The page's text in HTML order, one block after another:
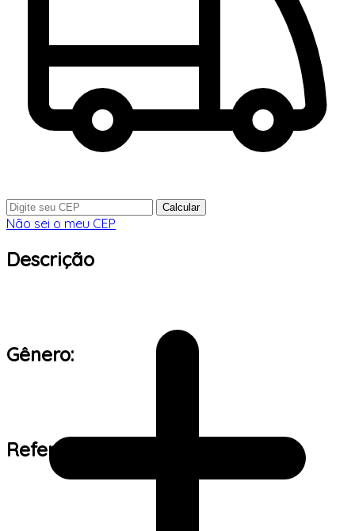
Calcular
Não sei o meu CEP
Descrição
Gênero:
Referência de tamanho: